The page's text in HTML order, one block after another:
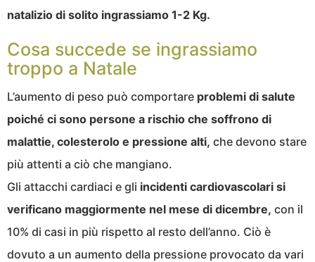
natalizio di solito ingrassiamo 1-2 Kg.
Cosa succede se ingrassiamo
troppo a Natale
L’aumento di peso può comportare problemi di salute
poiché ci sono persone a rischio che soffrono di
malattie, colesterolo e pressione alti, che devono stare
più attenti a ciò che mangiano.
Gli attacchi cardiaci e gli incidenti cardiovascolari si
verificano maggiormente nel mese di dicembre, con il
10% di casi in più rispetto al resto dell’anno. Ciò è
dovuto a un aumento della pressione provocato da vari